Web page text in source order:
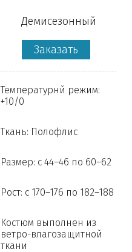
Демисезонный
Заказать
Температурнй режим:
+10/0
Ткань: Полофлис
Размер: с 44–46 по 60–62
Рост: с 170–176 по 182–188
Костюм выполнен из
ветро-влагозащитной
ткани